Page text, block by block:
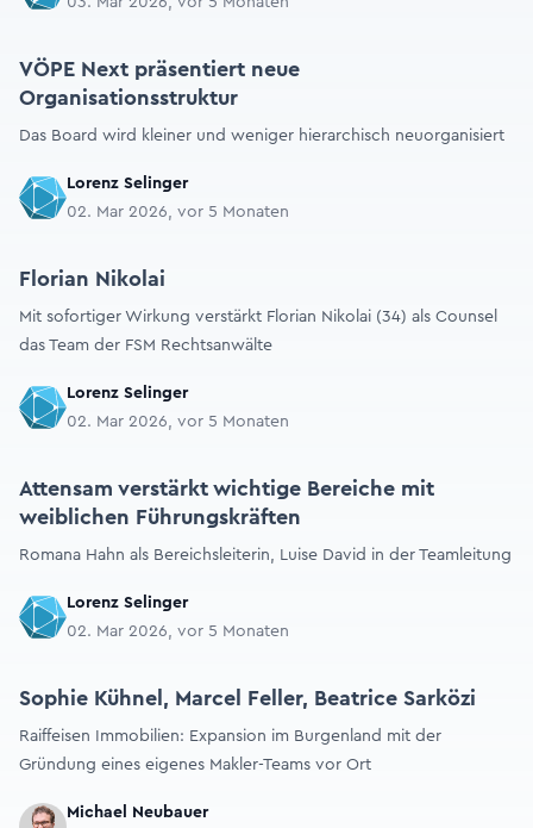
VÖPE Next präsentiert neue
Organisationsstruktur
Das Board wird kleiner und weniger hierarchisch neuorganisiert
Lorenz Selinger
02. Mar 2026, vor 5 Monaten
Florian Nikolai
Mit sofortiger Wirkung verstärkt Florian Nikolai (34) als Counsel
das Team der FSM Rechtsanwälte
Lorenz Selinger
02. Mar 2026, vor 5 Monaten
Attensam verstärkt wichtige Bereiche mit
weiblichen Führungskräften
Romana Hahn als Bereichsleiterin, Luise David in der Teamleitung
Lorenz Selinger
02. Mar 2026, vor 5 Monaten
Sophie Kühnel, Marcel Feller, Beatrice Sarközi
Raiffeisen Immobilien: Expansion im Burgenland mit der
Gründung eines eigenes Makler-Teams vor Ort
Michael Neubauer